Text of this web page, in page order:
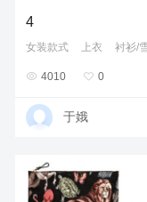
4
女装款式 上衣 衬衫/
 4010  0
于娥